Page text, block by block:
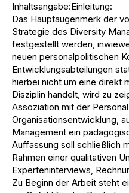
Inhaltsangabe:Einleitung:
Das Hauptaugenmerk der
Strategie des Diversity
festgestellt werden,
neuen personalpolitischen
Entwicklungsabteilungen
hierbei nicht um eine direkt
Disziplin handelt, wird zu
Assoziation mit der
Organisationsentwicklung,
Management ein
Auffassung soll schließlich
Rahmen einer qualitativen
Experteninterviews,
Zu Beginn der Arbeit steht